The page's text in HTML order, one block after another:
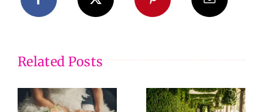
Related Posts